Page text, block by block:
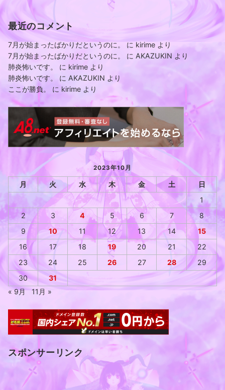
最近のコメント
7月が始まったばかりだというのに。 に kirime より
7月が始まったばかりだというのに。
に AKAZUKIN より
肺炎怖いです。
に kirime より
肺炎怖いです。
に AKAZUKIN より
ここが勝負。
に kirime より
2023年10月
月 火 水 木 金 土
日
1
2
3 4 5 6 7
8
9
10 11 12 13 14
15
16
17 18 19 20 21
22
23
24 25 26 27 28
29
30
31
« 9月
11月 »
スポンサーリンク